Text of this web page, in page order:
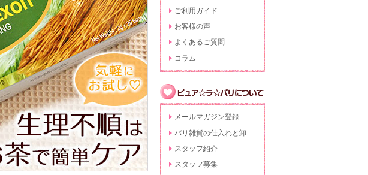
ご利用ガイド
お客様の声
よくあるご質問
コラム
メールマガジン登録
バリ雑貨の仕入れと卸
スタッフ紹介
スタッフ募集